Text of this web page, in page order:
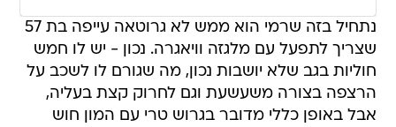
נתחיל בזה שרמי הוא ממש לא גרוטאה עייפה בת 57
שצריך לתפעל עם מלגזה וויאגרה. נכון - יש לו חמש
חוליות בגב שלא יושבות נכון, מה שגורם לו לשכב על
הרצפה בצורה משעשעת וגם לחרוק קצת בעליה,
אבל באופן כללי מדובר בגרוש טרי עם המון חוש